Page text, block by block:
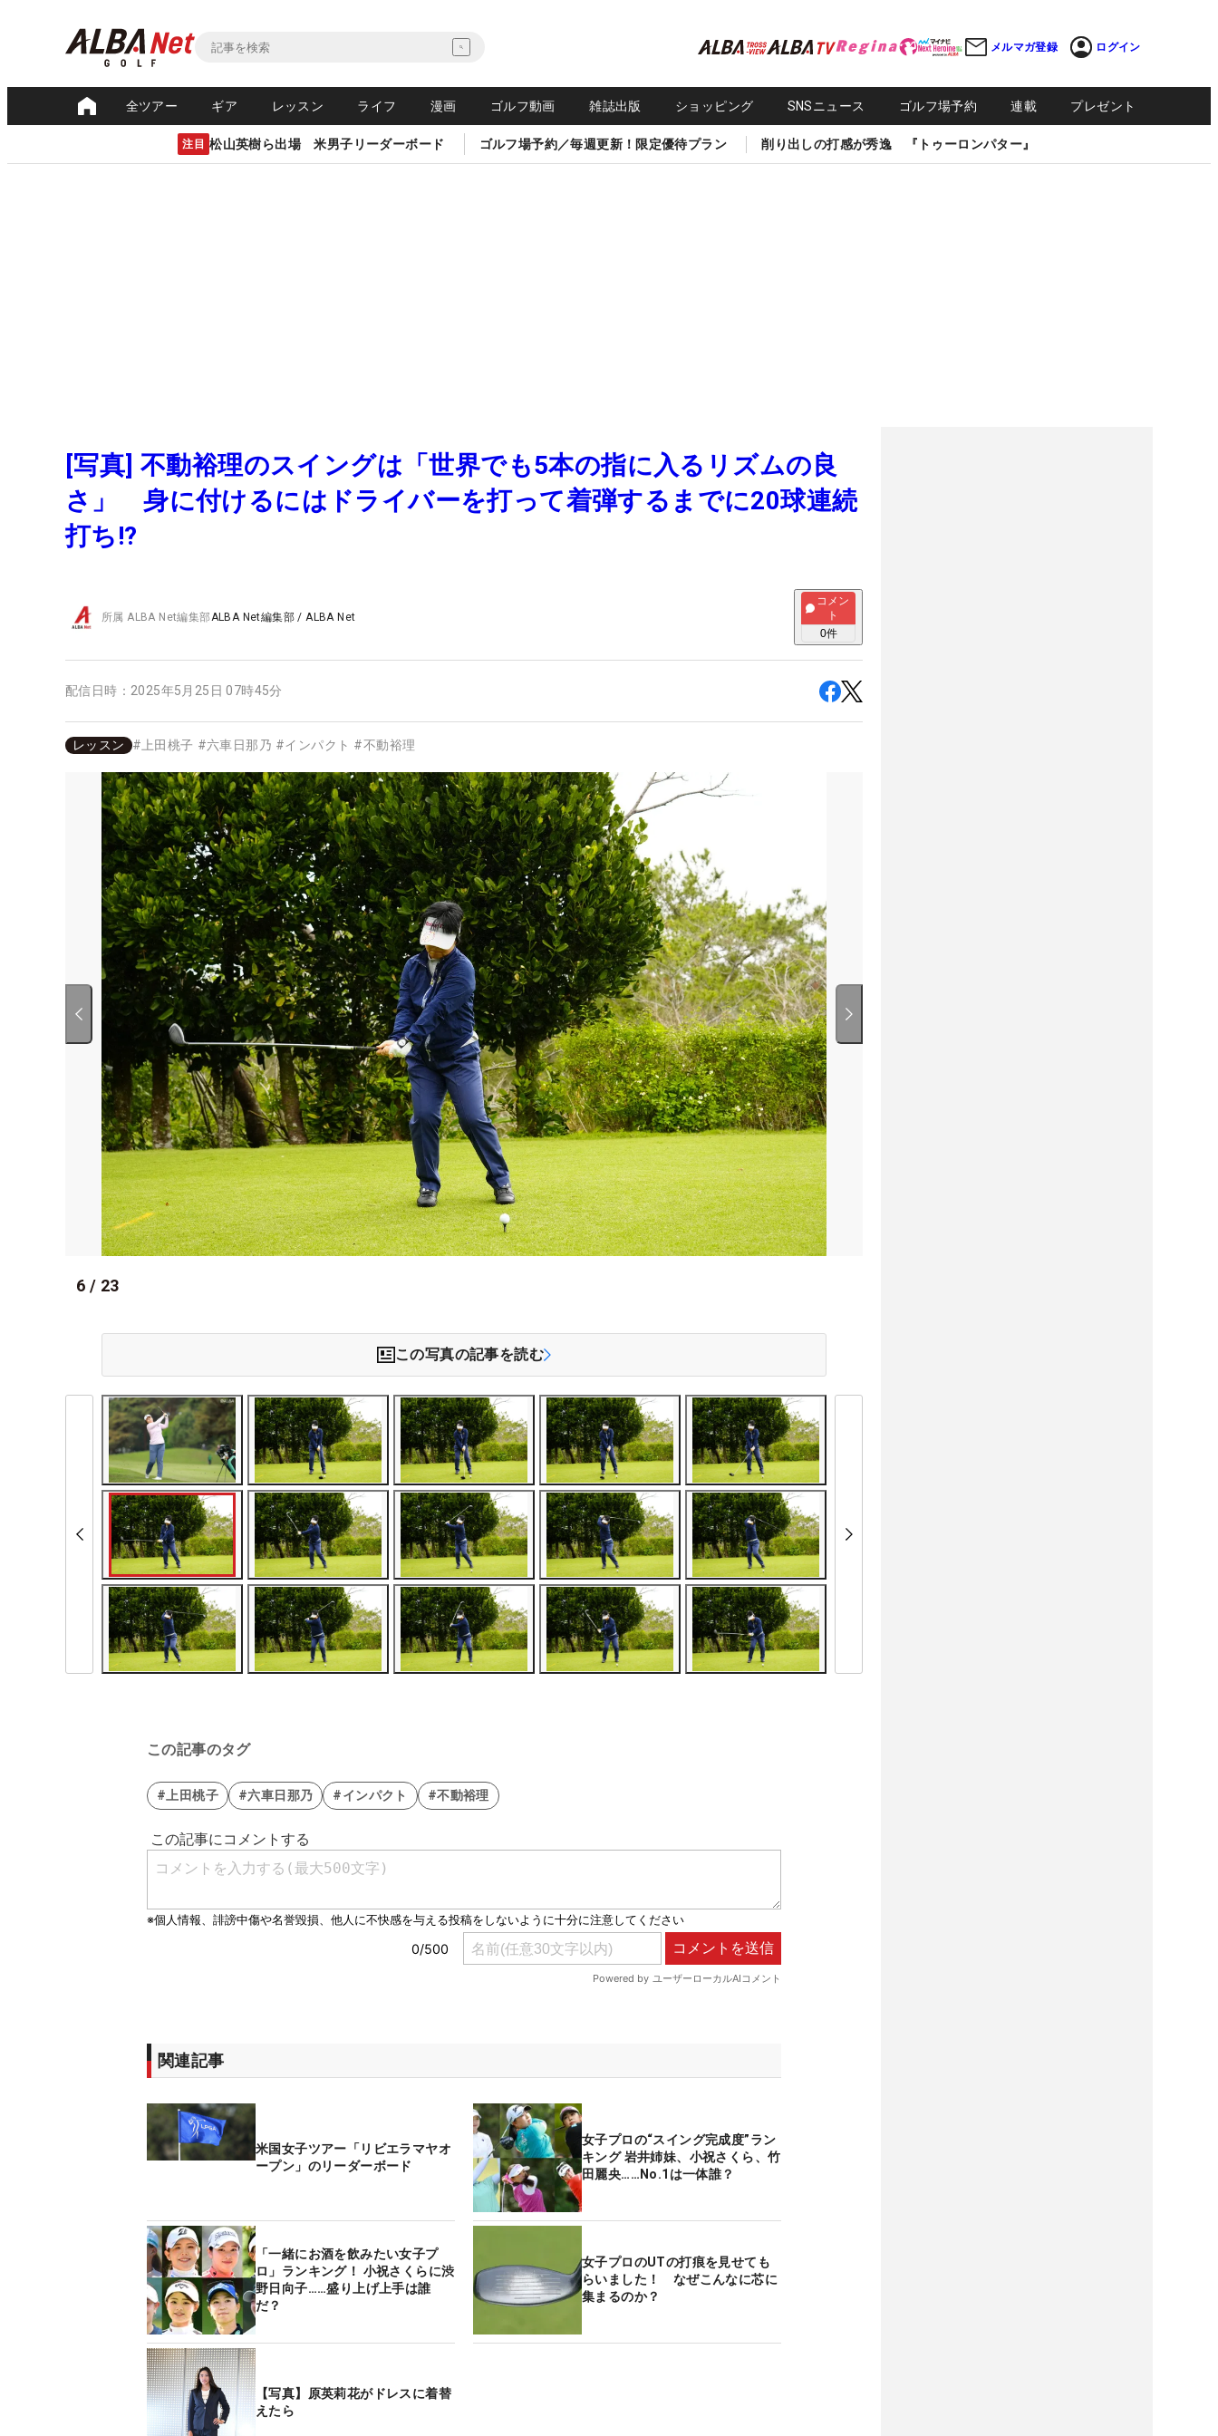
メルマガ登録 ログイン
全ツアー ギア レッスン ライフ 漫画 ゴルフ動画 雑誌出版 ショッピング SNSニュース ゴルフ場予約 連載 プレゼント
注目 松山英樹ら出場 米男子リーダーボード ゴルフ場予約／毎週更新！限定優待プラン 削り出しの打感が秀逸 『トゥーロンパター』
[写真] 不動裕理のスイングは「世界でも5本の指に入るリズムの良
さ」 身に付けるにはドライバーを打って着弾するまでに20球連続
打ち!?
所属ALBA Net編集部ALBA Net編集部 /ALBA Net
コメン
ト
0件
配信日時： 2025年5月25日 07時45分
レッスン #上田桃子 #六車日那乃 #インパクト #不動裕理
6 / 23
この写真の記事を読む
この記事のタグ
#上田桃子 #六車日那乃 #インパクト #不動裕理
関連記事
米国女子ツアー「リビエラマヤオ
ープン」のリーダーボード
女子プロの“スイング完成度”ラン
キング 岩井姉妹、小祝さくら、竹
田麗央……No.1は一体誰？
「一緒にお酒を飲みたい女子プ
ロ」ランキング！ 小祝さくらに渋
野日向子……盛り上げ上手は誰
だ？
女子プロのUTの打痕を見せても
らいました！ なぜこんなに芯に
集まるのか？
【写真】原英莉花がドレスに着替
えたら